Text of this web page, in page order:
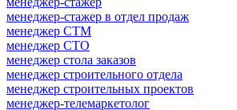
менеджер-стажер в отдел продаж
менеджер СТМ
менеджер СТО
менеджер стола заказов
менеджер строительного отдела
менеджер строительных проектов
менеджер-телемаркетолог